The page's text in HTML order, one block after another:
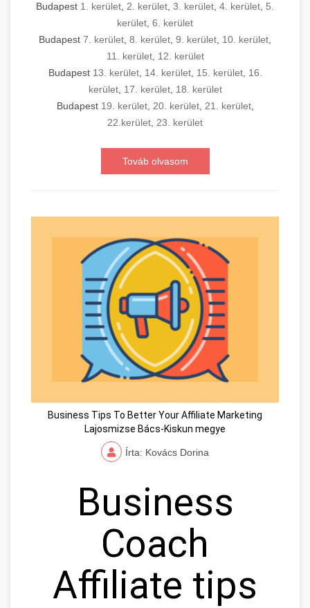
Budapest 1. kerület, 2. kerület, 3. kerület, 4. kerület, 5.
kerület, 6. kerület
Budapest 7. kerület, 8. kerület, 9. kerület, 10. kerület,
11. kerület, 12. kerület
Budapest 13. kerület, 14. kerület, 15. kerület, 16.
kerület, 17. kerület, 18. kerület
Budapest 19. kerület, 20. kerület, 21. kerület,
22.kerület, 23. kerület
Továb olvasom
Business Tips To Better Your Affiliate Marketing
Lajosmizse Bács-Kiskun megye
Írta: Kovács Dorina
Business
Coach
Affiliate tips